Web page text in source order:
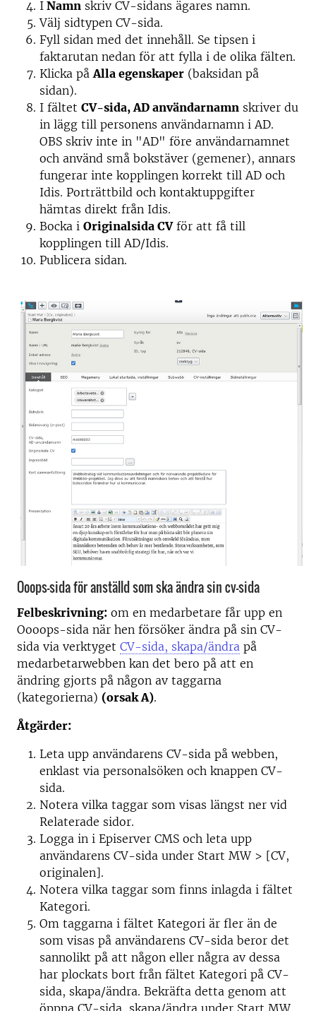
I Namn skriv CV-sidans ägares namn.
Välj sidtypen CV-sida.
Fyll sidan med det innehåll. Se tipsen i
faktarutan nedan för att fylla i de olika fälten.
Klicka påAlla egenskaper (baksidan på
sidan).
I fältet CV-sida, AD användarnamn skriver du
in lägg till personens användarnamn i AD.
OBS skriv inte in "AD" före användarnamnet
och använd små bokstäver (gemener), annars
fungerar inte kopplingen korrekt till AD och
Idis. Porträttbild och kontaktuppgifter
hämtas direkt från Idis.
Bocka i Originalsida CVför att få till
kopplingen till AD/Idis.
Publicera sidan.
Ooops-sida för anställd som ska ändra sin cv-sida
Felbeskrivning: om en medarbetare får upp en
Oooops-sida när hen försöker ändra på sin CV-
sida via verktyget CV-sida, skapa/ändra på
medarbetarwebben kan det bero på att en
ändring gjorts på någon av taggarna
(kategorierna) (orsak A).
Åtgärder:
Leta upp användarens CV-sida på webben,
enklast via personalsöken och knappen CV-
sida.
Notera vilka taggar som visas längst ner vid
Relaterade sidor.
Logga in i Episerver CMS och leta upp
användarens CV-sida under Start MW > [CV,
originalen].
Notera vilka taggar som finns inlagda i fältet
Kategori.
Om taggarna i fältet Kategori är fler än de
som visas på användarens CV-sida beror det
sannolikt på att någon eller några av dessa
har plockats bort från fältet Kategori på CV-
sida, skapa/ändra. Bekräfta detta genom att
öppna CV-sida, skapa/ändra under Start MW